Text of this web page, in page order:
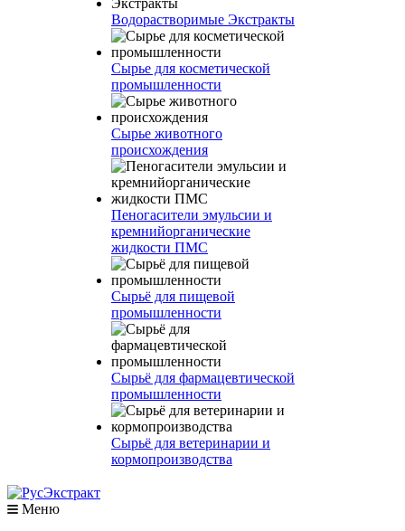
Водорастворимые Экстракты
Сырье для косметической
промышленности
Сырье животного
происхождения
Пеногасители эмульсии и
кремнийорганические
жидкости ПМС
Сырьё для пищевой
промышленности
Сырьё для фармацевтической
промышленности
Сырьё для ветеринарии и
кормопроизводства
Меню